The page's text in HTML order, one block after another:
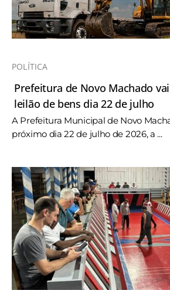
POLÍTICA
Prefeitura de Novo Machado
leilão de bens dia 22 de julho
A Prefeitura Municipal de Novo
próximo dia 22 de julho de 2026, a ...